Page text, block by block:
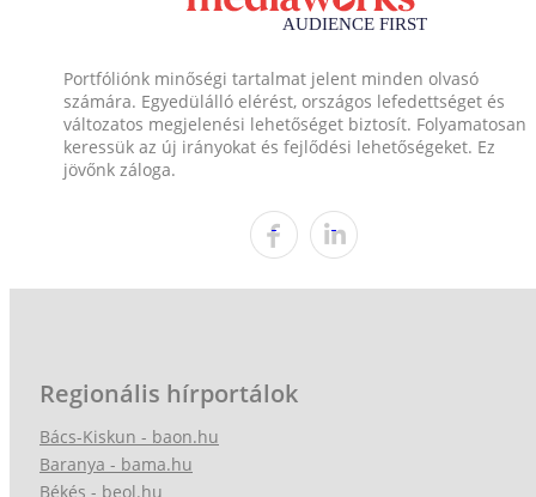
Portfóliónk minőségi tartalmat jelent minden olvasó
számára. Egyedülálló elérést, országos lefedettséget és
változatos megjelenési lehetőséget biztosít. Folyamatosan
keressük az új irányokat és fejlődési lehetőségeket. Ez
jövőnk záloga.
Regionális hírportálok
Bács-Kiskun - baon.hu
Baranya - bama.hu
Békés - beol.hu